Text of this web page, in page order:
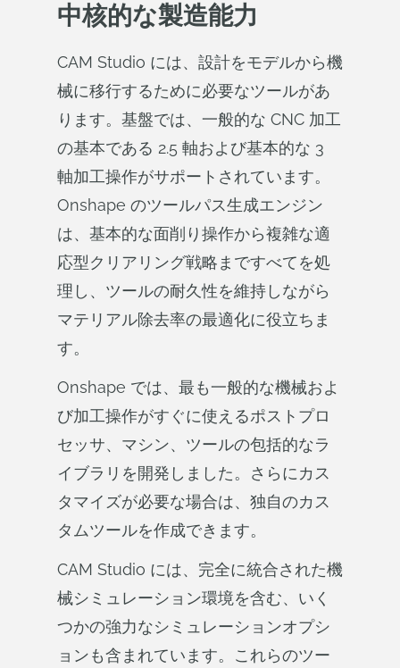
中核的な製造能力
CAM Studio には、設計をモデルから機
械に移行するために必要なツールがあ
ります。基盤では、一般的な CNC 加工
の基本である 2.5 軸および基本的な 3
軸加工操作がサポートされています。
Onshape のツールパス生成エンジン
は、基本的な面削り操作から複雑な適
応型クリアリング戦略まですべてを処
理し、ツールの耐久性を維持しながら
マテリアル除去率の最適化に役立ちま
す。
Onshape では、最も一般的な機械およ
び加工操作がすぐに使えるポストプロ
セッサ、マシン、ツールの包括的なラ
イブラリを開発しました。さらにカス
タマイズが必要な場合は、独自のカス
タムツールを作成できます。
CAM Studio には、完全に統合された機
械シミュレーション環境を含む、いく
つかの強力なシミュレーションオプシ
ョンも含まれています。これらのツー